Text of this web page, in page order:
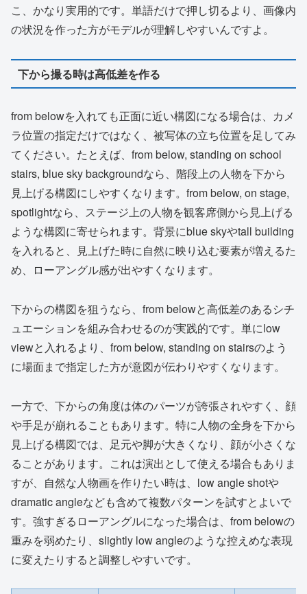
こ、かなり実用的です。単語だけで押し切るより、画像内
の状況を作った方がモデルが理解しやすいんですよ。
下から撮る時は高低差を作る
from belowを入れても正面に近い構図になる場合は、カメ
ラ位置の指定だけではなく、被写体の立ち位置を足してみ
てください。たとえば、from below, standing on school
stairs, blue sky backgroundなら、階段上の人物を下から
見上げる構図にしやすくなります。from below, on stage,
spotlightなら、ステージ上の人物を観客席側から見上げる
ような構図に寄せられます。背景にblue skyやtall building
を入れると、見上げた時に自然に映り込む要素が増えるた
め、ローアングル感が出やすくなります。
下からの構図を狙うなら、from belowと高低差のあるシチ
ュエーションを組み合わせるのが実践的です。単にlow
viewと入れるより、from below, standing on stairsのよう
に場面まで指定した方が意図が伝わりやすくなります。
一方で、下からの角度は体のパーツが誇張されやすく、顔
や手足が崩れることもあります。特に人物の全身を下から
見上げる構図では、足元や脚が大きくなり、顔が小さくな
ることがあります。これは演出として使える場合もありま
すが、自然な人物画を作りたい時は、low angle shotや
dramatic angleなども含めて複数パターンを試すとよいで
す。強すぎるローアングルになった場合は、from belowの
重みを弱めたり、slightly low angleのような控えめな表現
に変えたりすると調整しやすいです。